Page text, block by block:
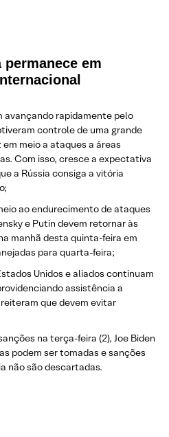
permanece em
avançando rapidamente pelo
controle de uma grande
meio a ataques a áreas
Com isso, cresce a expectativa
a Rússia consiga a vitória
ao endurecimento de ataques
e Putin devem retornar às
manhã desta quinta-feira em
para quarta-feira;
Unidos e aliados continuam
assistência a
que devem evitar
na terça-feira (2), Joe Biden
podem ser tomadas e sanções
não são descartadas.